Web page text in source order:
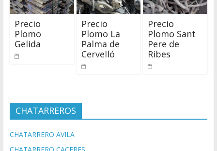
Precio
Plomo
Gelida
Precio
Plomo La
Palma de
Cervelló
Precio
Plomo Sant
Pere de
Ribes
CHATARREROS
CHATARRERO AVILA